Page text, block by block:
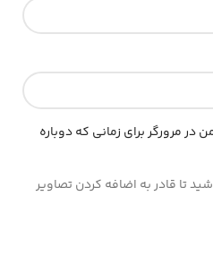
در مرورگر برای زمانی که دوباره
تا قادر به اضافه کردن تصاویر